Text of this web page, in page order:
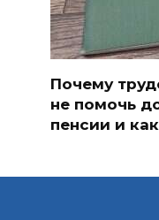
Почему
не помочь
пенсии и